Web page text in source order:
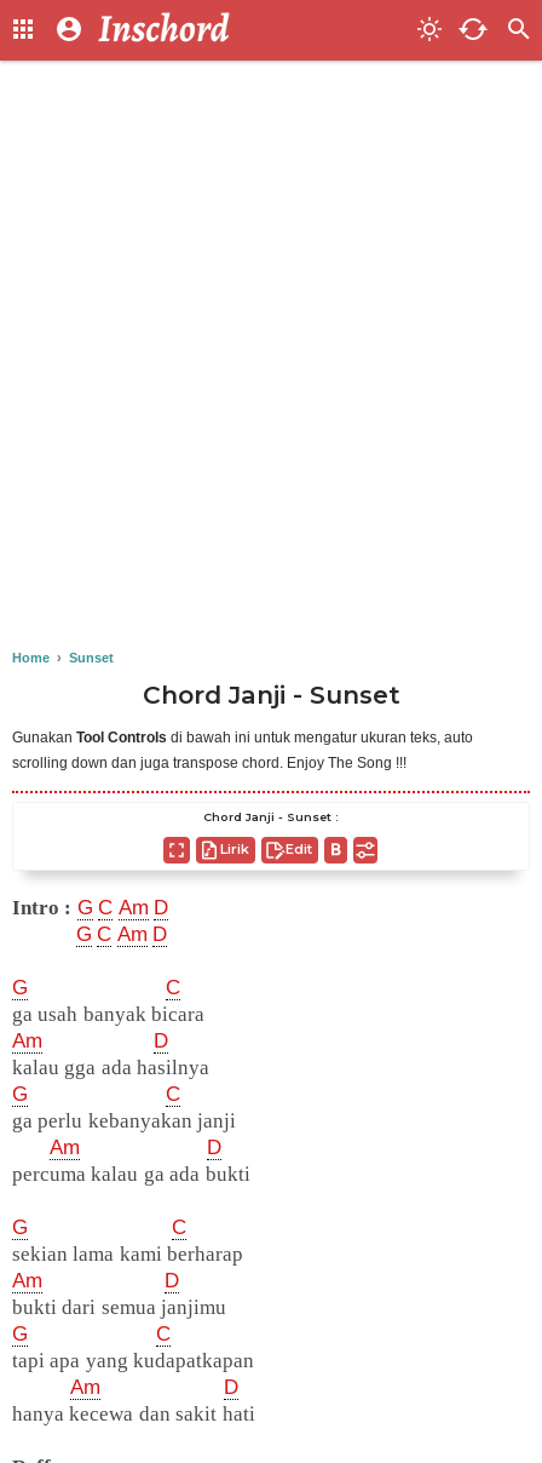
Home › Sunset
Chord Janji - Sunset
Gunakan Tool Controls di bawah ini untuk mengatur ukuran teks, auto
scrolling down dan juga transpose chord. Enjoy The Song !!!
Chord Janji - Sunset :
Lirik Edit
Intro : G C Am D
G C Am D
G
C
ga usah banyak bicara
Am
D
kalau gga ada hasilnya
G
C
ga perlu kebanyakan janji
Am
D
percuma kalau ga ada bukti
G
C
sekian lama kami berharap
Am
D
bukti dari semua janjimu
G
C
tapi apa yang kudapatkapan
Am
D
hanya kecewa dan sakit hati